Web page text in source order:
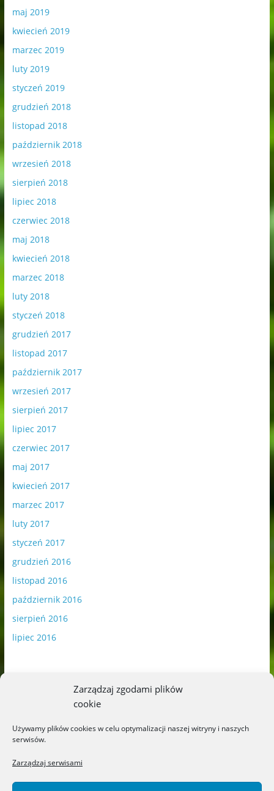
Zarządzaj zgodami plików
cookie
Używamy plików cookies w celu optymalizacji naszej witryny i naszych
serwisów.
Zarządzaj serwisami
maj 2019
kwiecień 2019
marzec 2019
luty 2019
styczeń 2019
grudzień 2018
listopad 2018
październik 2018
wrzesień 2018
sierpień 2018
lipiec 2018
czerwiec 2018
maj 2018
kwiecień 2018
marzec 2018
luty 2018
styczeń 2018
grudzień 2017
listopad 2017
październik 2017
wrzesień 2017
sierpień 2017
lipiec 2017
czerwiec 2017
maj 2017
kwiecień 2017
marzec 2017
luty 2017
styczeń 2017
grudzień 2016
listopad 2016
październik 2016
sierpień 2016
lipiec 2016